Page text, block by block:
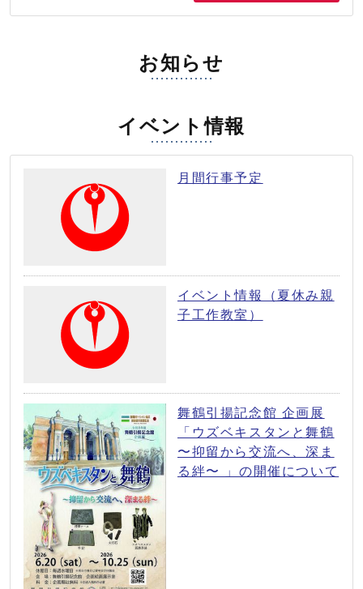
お知らせ
イベント情報
月間行事予定
イベント情報（夏休み親
子工作教室）
舞鶴引揚記念館 企画展
「ウズベキスタンと舞鶴
〜抑留から交流へ、深ま
る絆〜 」の開催について